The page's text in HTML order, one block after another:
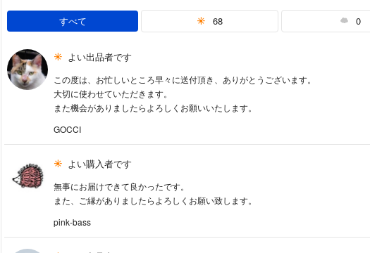
すべて 68 0
よい出品者です
この度は、お忙しいところ早々に送付頂き、ありがとうございます。
大切に使わせていただきます。
また機会がありましたらよろしくお願いいたします。
GOCCI
よい購入者です
無事にお届けできて良かったです。
また、ご縁がありましたらよろしくお願い致します。
pink-bass